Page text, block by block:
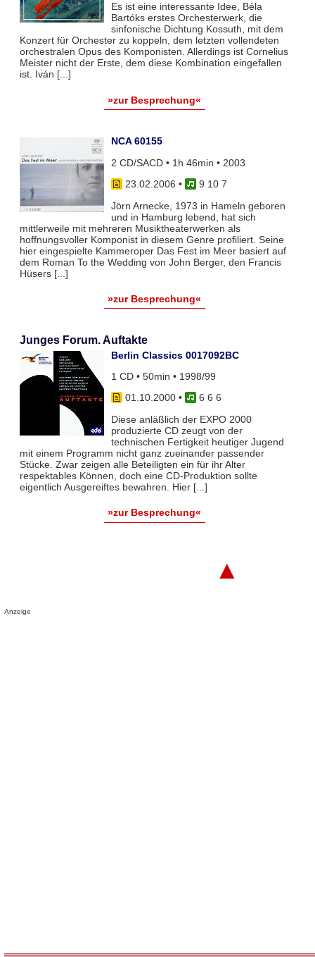
Es ist eine interessante Idee, Béla
Bartóks erstes Orchesterwerk, die
sinfonische Dichtung Kossuth, mit dem
Konzert für Orchester zu koppeln, dem letzten vollendeten
orchestralen Opus des Komponisten. Allerdings ist Cornelius
Meister nicht der Erste, dem diese Kombination eingefallen
ist. Iván [...]
»zur Besprechung«
NCA 60155
2 CD/SACD • 1h 46min • 2003
23.02.2006 •
9 10 7
Jörn Arnecke, 1973 in Hameln geboren
und in Hamburg lebend, hat sich
mittlerweile mit mehreren Musiktheaterwerken als
hoffnungsvoller Komponist in diesem Genre profiliert. Seine
hier eingespielte Kammeroper Das Fest im Meer basiert auf
dem Roman To the Wedding von John Berger, den Francis
Hüsers [...]
»zur Besprechung«
Junges Forum. Auftakte
Berlin Classics 0017092BC
1 CD • 50min • 1998/99
01.10.2000•
6 6 6
Diese anläßlich der EXPO 2000
produzierte CD zeugt von der
technischen Fertigkeit heutiger Jugend
mit einem Programm nicht ganz zueinander passender
Stücke. Zwar zeigen alle Beteiligten ein für ihr Alter
respektables Können, doch eine CD-Produktion sollte
eigentlich Ausgereiftes bewahren. Hier [...]
»zur Besprechung«
▲
Anzeige